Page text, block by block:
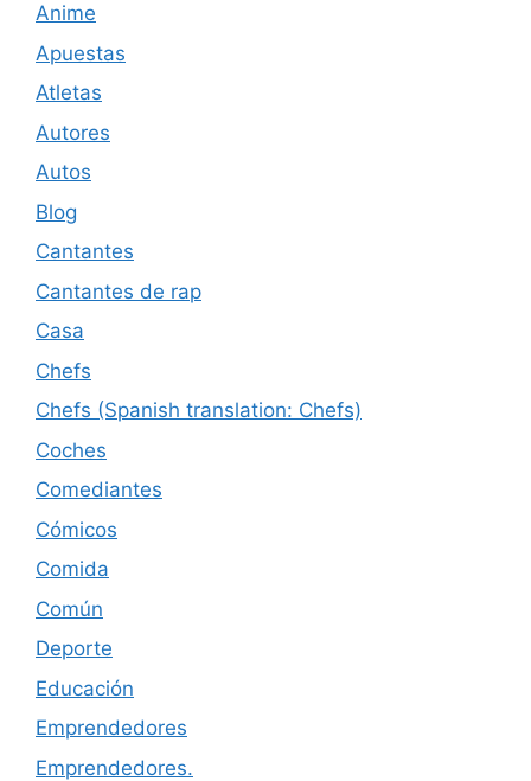
Anime
Apuestas
Atletas
Autores
Autos
Blog
Cantantes
Cantantes de rap
Casa
Chefs
Chefs (Spanish translation: Chefs)
Coches
Comediantes
Cómicos
Comida
Común
Deporte
Educación
Emprendedores
Emprendedores.